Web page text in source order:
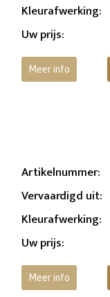
Kleurafwerking:
Uw prijs:
Meer info
Artikelnummer:
Vervaardigd uit:
Kleurafwerking:
Uw prijs:
Meer info